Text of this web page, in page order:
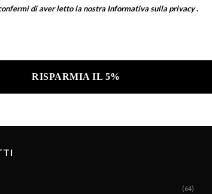
di aver letto la nostraInformativa sulla privacy .
(64)